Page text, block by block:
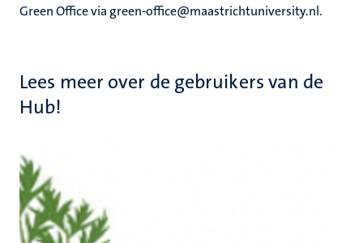
Green Office via green-office@maastrichtuniversity.nl.
Lees meer over de gebruikers van de
Hub!